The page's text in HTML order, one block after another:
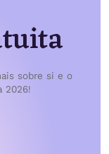
sobre si e o
2026!